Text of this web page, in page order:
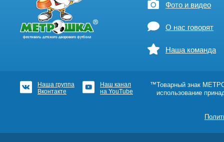
Фото и видео
О нас говорят
Наша команда
Наша группа
Вконтакте
Наш канал
на YouTube
™Товарный знак
использование